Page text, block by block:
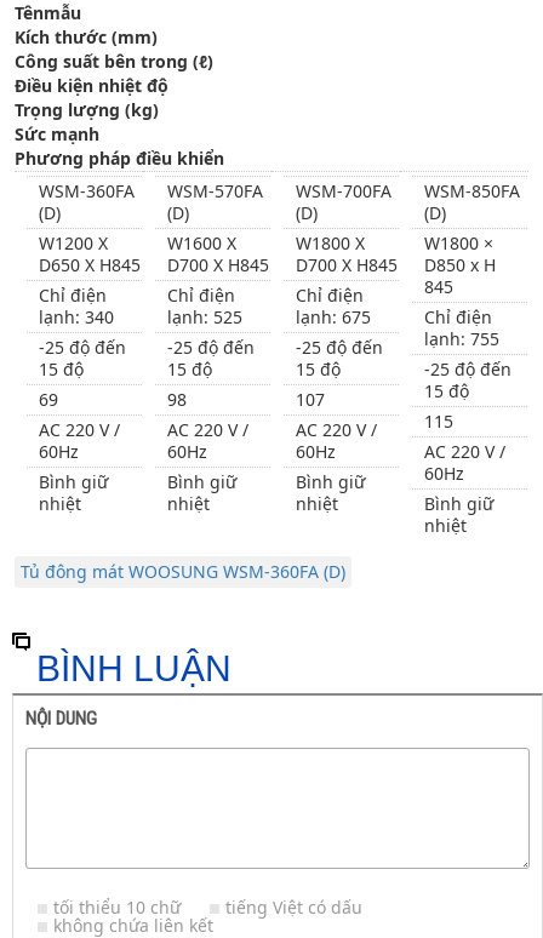
Tênmẫu
Kích thước (mm)
Công suất bên trong (ℓ)
Điều kiện nhiệt độ
Trọng lượng (kg)
Sức mạnh
Phương pháp điều khiển
WSM-360FA
(D)
W1200 X
D650 X H845
Chỉ điện
lạnh: 340
-25 độ đến
15 độ
69
AC 220 V /
60Hz
Bình giữ
nhiệt
WSM-570FA
(D)
W1600 X
D700 X H845
Chỉ điện
lạnh: 525
-25 độ đến
15 độ
98
AC 220 V /
60Hz
Bình giữ
nhiệt
WSM-700FA
(D)
W1800 X
D700 X H845
Chỉ điện
lạnh: 675
-25 độ đến
15 độ
107
AC 220 V /
60Hz
Bình giữ
nhiệt
WSM-850FA
(D)
W1800 ×
D850 x H
845
Chỉ điện
lạnh: 755
-25 độ đến
15 độ
115
AC 220 V /
60Hz
Bình giữ
nhiệt
Tủ đông mát WOOSUNG WSM-360FA (D)
BÌNH LUẬN
NỘI DUNG
tối thiểu 10 chữ tiếng Việt có dấu
không chứa liên kết